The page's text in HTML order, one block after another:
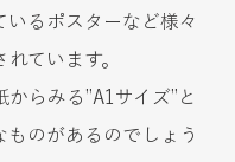
いるポスターなど様々
ています。
らみる”A1サイズ”と
ものがあるのでしょう